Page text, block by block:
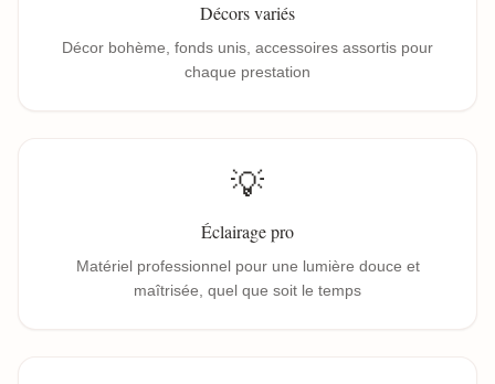
Décors variés
Décor bohème, fonds unis, accessoires assortis pour
chaque prestation
💡
Éclairage pro
Matériel professionnel pour une lumière douce et
maîtrisée, quel que soit le temps